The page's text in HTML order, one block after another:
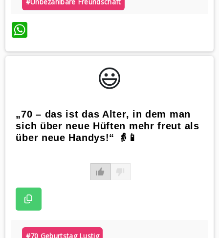
WhatsApp
😃️
„70 – das ist das Alter, in dem man
sich über neue Hüften mehr freut als
über neue Handys!“ 👵📱
#70 Geburtstag Lustig